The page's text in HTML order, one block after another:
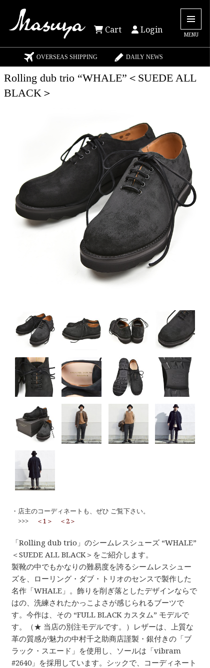
Cart Login MENU
OVERSEAS SHIPPING DAILY NEWS
Rolling dub trio “WHALE”＜SUEDE ALL
BLACK＞
・店主のコーディネートも、ぜひ ご覧下さい。
>>>
＜1＞ ＜2＞
「Rolling dub trio」のシームレスシューズ “WHALE”
＜SUEDE ALL BLACK＞をご紹介します。
製靴の中でもかなりの難易度を誇るシームレスシュー
ズを、ローリング・ダブ・トリオのセンスで製作した
名作「WHALE」。飾りを削ぎ落としたデザインならで
はの、洗練されたかっこよさが感じられるブーツで
す。今作は、その “FULL BLACK カスタム” モデルで
す。（★ 当店の別注モデルです。）レザーは、上質な
革の質感が魅力の中村千之助商店謹製・銀付きの「ブ
ラック・スエード」を使用し、ソールは「vibram
#2640」を採用しています。シックで、コーディネート